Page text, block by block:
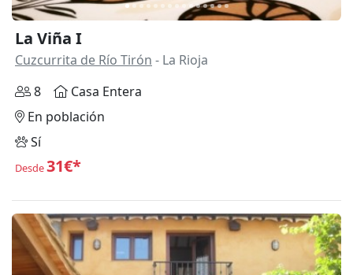
La Viña I
Cuzcurrita de Río Tirón - La Rioja
8
Casa Entera
En población
Sí
Desde31€*